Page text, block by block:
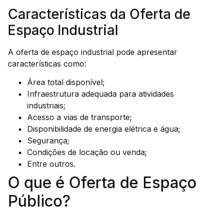
Características da Oferta de
Espaço Industrial
A oferta de espaço industrial pode apresentar
características como:
Área total disponível;
Infraestrutura adequada para atividades
industriais;
Acesso a vias de transporte;
Disponibilidade de energia elétrica e água;
Segurança;
Condições de locação ou venda;
Entre outros.
O que é Oferta de Espaço
Público?